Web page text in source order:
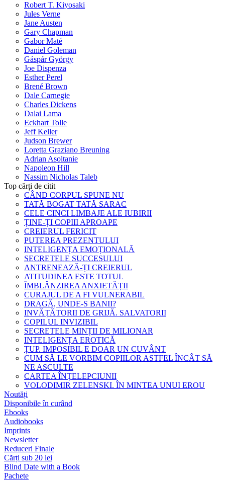
Robert T. Kiyosaki
Jules Verne
Jane Austen
Gary Chapman
Gabor Maté
Daniel Goleman
Gáspár György
Joe Dispenza
Esther Perel
Brené Brown
Dale Carnegie
Charles Dickens
Dalai Lama
Eckhart Tolle
Jeff Keller
Judson Brewer
Loretta Graziano Breuning
Adrian Asoltanie
Napoleon Hill
Nassim Nicholas Taleb
Top cărți de citit
CÂND CORPUL SPUNE NU
TATĂ BOGAT TATĂ SARAC
CELE CINCI LIMBAJE ALE IUBIRII
ȚINE-ȚI COPIII APROAPE
CREIERUL FERICIT
PUTEREA PREZENTULUI
INTELIGENȚA EMOȚIONALĂ
SECRETELE SUCCESULUI
ANTRENEAZĂ-ȚI CREIERUL
ATITUDINEA ESTE TOTUL
ÎMBLÂNZIREA ANXIETĂȚII
CURAJUL DE A FI VULNERABIL
DRAGĂ, UNDE-S BANII?
INVĂȚĂTORII DE GRIJĂ. SALVATORII
COPILUL INVIZIBIL
SECRETELE MINȚII DE MILIONAR
INTELIGENȚA EROTICĂ
ȚUP. IMPOSIBIL E DOAR UN CUVÂNT
CUM SĂ LE VORBIM COPIILOR ASTFEL ÎNCÂT SĂ
NE ASCULTE
CARTEA ÎNȚELEPCIUNII
VOLODIMIR ZELENSKI. ÎN MINTEA UNUI EROU
Noutăți
Disponibile în curând
Ebooks
Audiobooks
Imprints
Newsletter
Reduceri Finale
Cărți sub 20 lei
Blind Date with a Book
Pachete